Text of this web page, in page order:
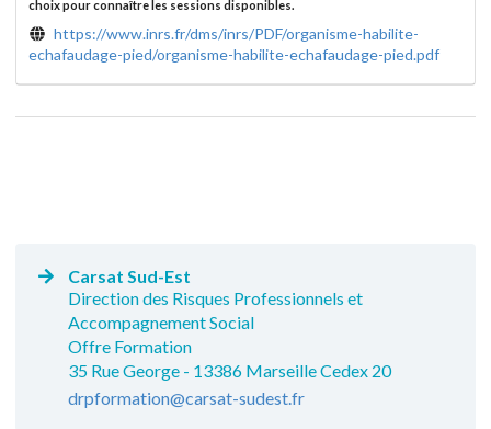
choix pour connaître les sessions disponibles.
https://www.inrs.fr/dms/inrs/PDF/organisme-habilite-
echafaudage-pied/organisme-habilite-echafaudage-pied.pdf
Carsat Sud-Est
Direction des Risques Professionnels et
Accompagnement Social
Offre Formation
35 Rue George - 13386 Marseille Cedex 20
drpformation@carsat-sudest.fr